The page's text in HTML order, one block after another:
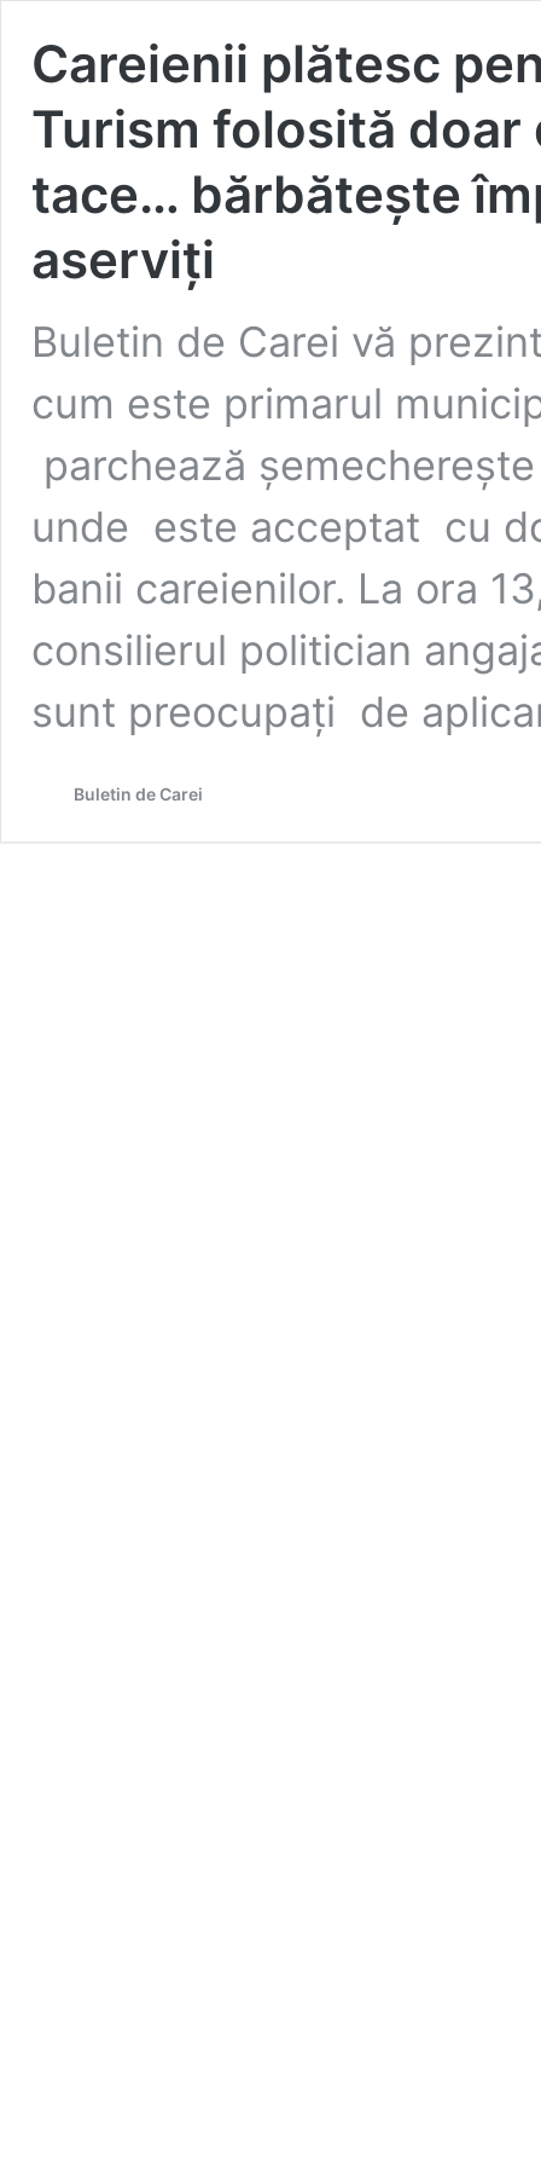
Careienii plătesc
Turism folosită doar
tace… bărbăteşte
aserviţi
Buletin de Carei vă
cum este primarul
parchează
unde este acceptat cu
banii careienilor. La ora
consilierul politician
sunt preocupaţi de
Buletin de Carei